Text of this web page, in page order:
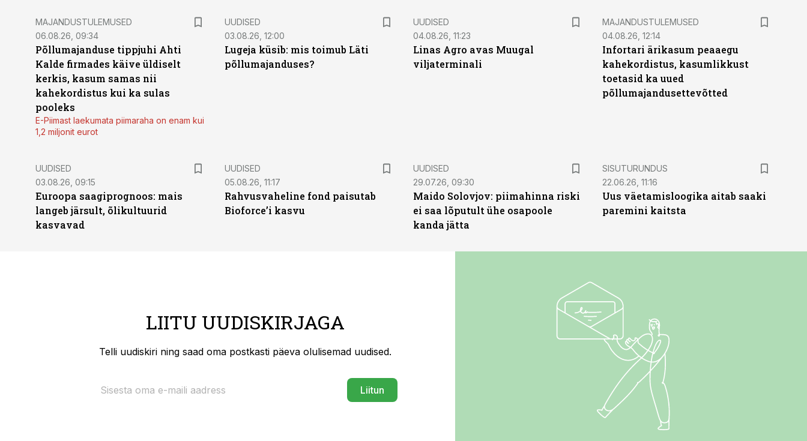
MAJANDUSTULEMUSED
06.08.26, 09:34
Põllumajanduse tippjuhi Ahti
Kalde firmades käive üldiselt
kerkis, kasum samas nii
kahekordistus kui ka sulas
pooleks
E-Piimast laekumata piimaraha on enam kui
1,2 miljonit eurot
UUDISED
03.08.26, 12:00
Lugeja küsib: mis toimub Läti
põllumajanduses?
UUDISED
04.08.26, 11:23
Linas Agro avas Muugal
viljaterminali
MAJANDUSTULEMUSED
04.08.26, 12:14
Infortari ärikasum peaaegu
kahekordistus, kasumlikkust
toetasid ka uued
põllumajandusettevõtted
UUDISED
03.08.26, 09:15
Euroopa saagiprognoos: mais
langeb järsult, õlikultuurid
kasvavad
UUDISED
05.08.26, 11:17
Rahvusvaheline fond paisutab
Bioforce’i kasvu
UUDISED
29.07.26, 09:30
Maido Solovjov: piimahinna riski
ei saa lõputult ühe osapoole
kanda jätta
ST
SISUTURUNDUS
22.06.26, 11:16
Uus väetamisloogika aitab saaki
paremini kaitsta
LIITU UUDISKIRJAGA
Telli uudiskiri ning saad oma postkasti päeva olulisemad uudised.
Liitun